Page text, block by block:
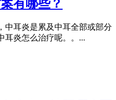
有哪些？
中耳炎是累及中耳全部或部分
耳炎怎么治疗呢。。...